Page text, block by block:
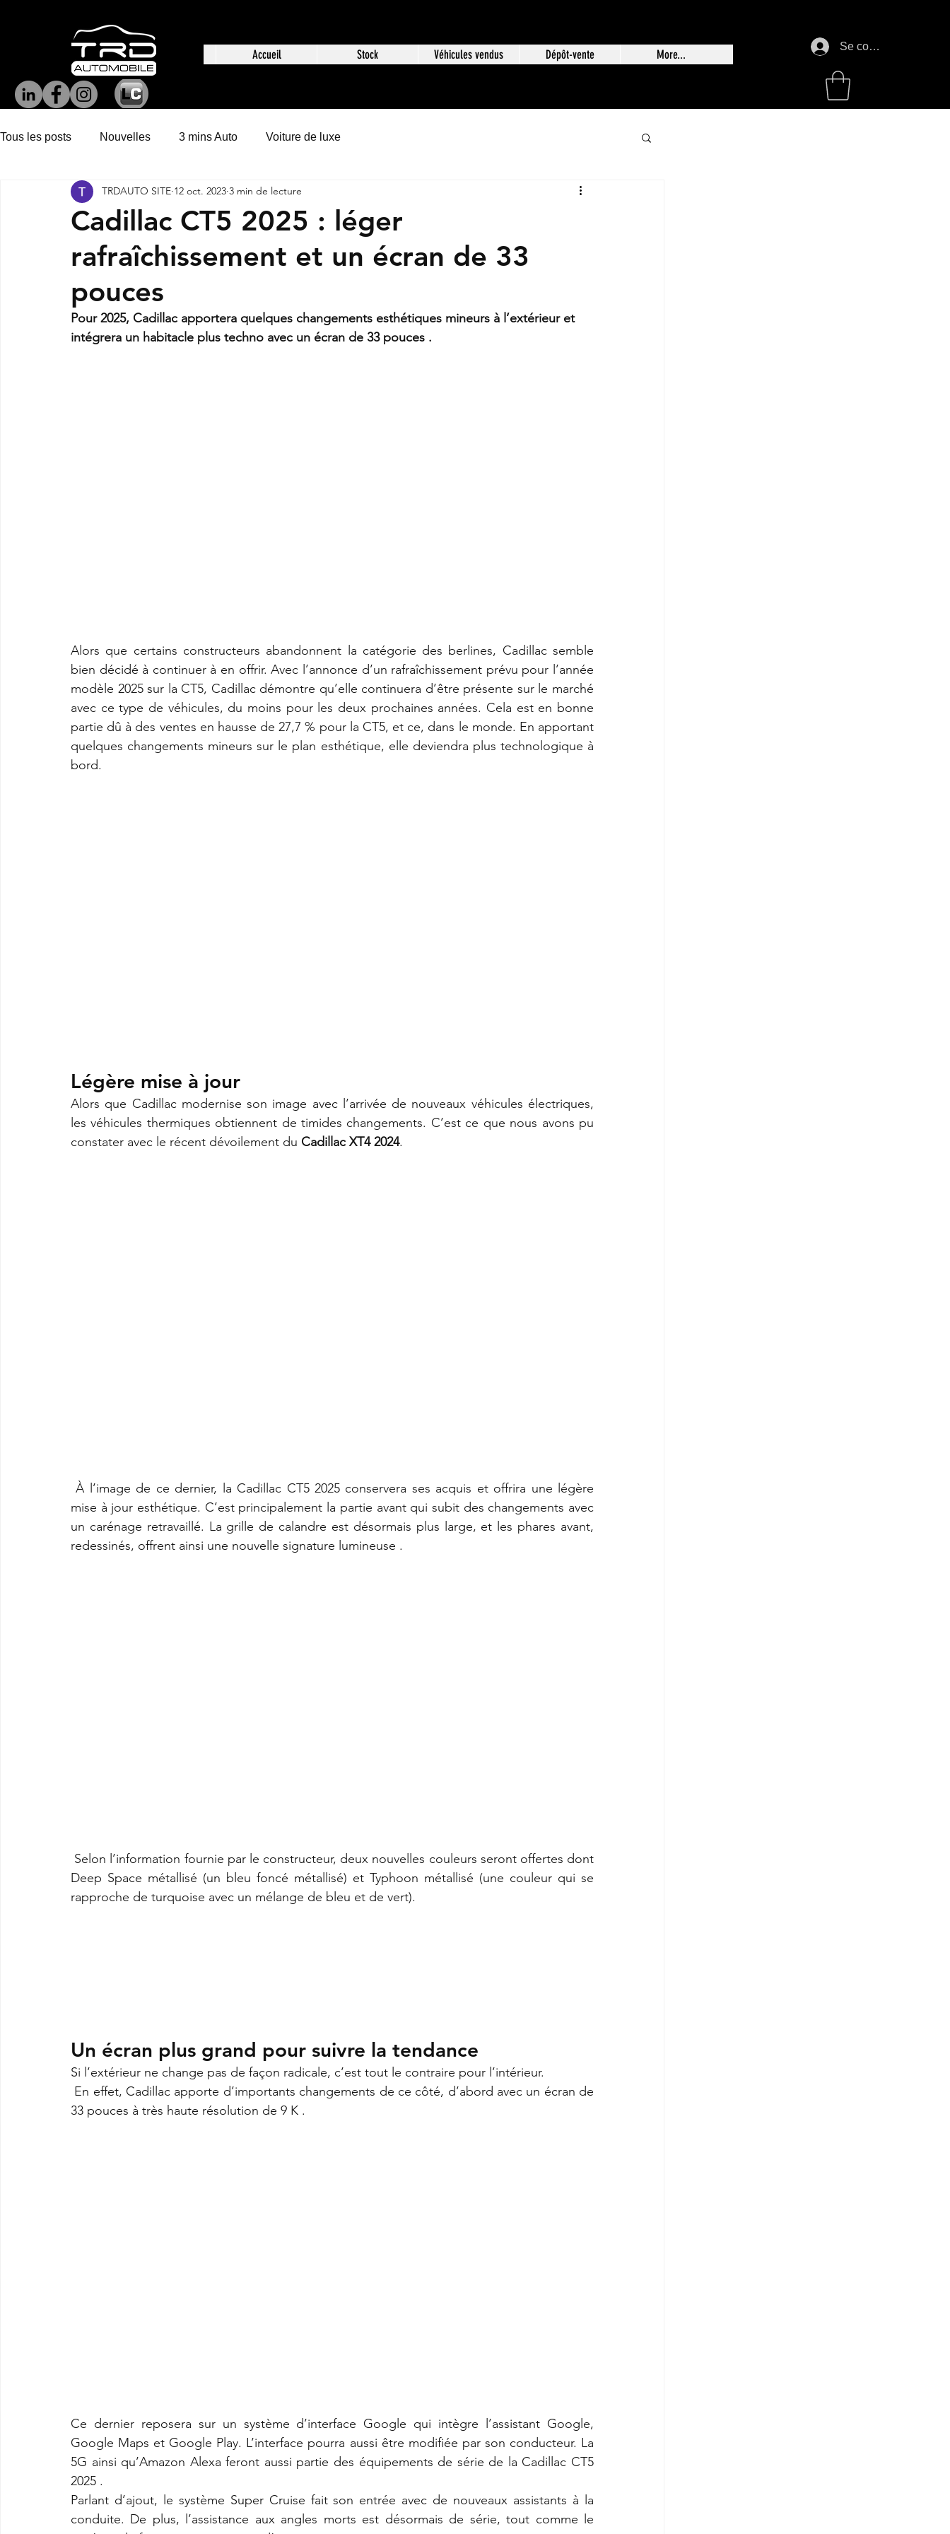
Accueil Stock Véhicules vendus Dépôt-vente More...
Se connecter
Tous les posts Nouvelles 3 mins Auto Voiture de luxe
Cadillac CT5 2025 : léger
rafraîchissement et un écran de 33
pouces
TRDAUTO SITE 12 oct. 2023 3 min de lecture
Pour 2025, Cadillac apportera quelques changements esthétiques mineurs à l’extérieur et
intégrera un habitacle plus techno avec un écran de 33 pouces .
Alors que certains constructeurs abandonnent la catégorie des berlines, Cadillac semble
bien décidé à continuer à en offrir. Avec l’annonce d’un rafraîchissement prévu pour l’année
modèle 2025 sur la CT5, Cadillac démontre qu’elle continuera d’être présente sur le marché
avec ce type de véhicules, du moins pour les deux prochaines années. Cela est en bonne
partie dû à des ventes en hausse de 27,7 % pour la CT5, et ce, dans le monde. En apportant
quelques changements mineurs sur le plan esthétique, elle deviendra plus technologique à
bord.
Légère mise à jour
Alors que Cadillac modernise son image avec l’arrivée de nouveaux véhicules électriques,
les véhicules thermiques obtiennent de timides changements. C’est ce que nous avons pu
constater avec le récent dévoilement du Cadillac XT4 2024.
À l’image de ce dernier, la Cadillac CT5 2025 conservera ses acquis et offrira une légère
mise à jour esthétique. C’est principalement la partie avant qui subit des changements avec
un carénage retravaillé. La grille de calandre est désormais plus large, et les phares avant,
redessinés, offrent ainsi une nouvelle signature lumineuse .
Deep Space métallisé (un bleu foncé métallisé) et Typhoon métallisé (une couleur qui se
rapproche de turquoise avec un mélange de bleu et de vert).
Un écran plus grand pour suivre la tendance
Si l’extérieur ne change pas de façon radicale, c’est tout le contraire pour l’intérieur.
33 pouces à très haute résolution de 9 K .
Ce dernier reposera sur un système d’interface Google qui intègre l’assistant Google,
Google Maps et Google Play. L’interface pourra aussi être modifiée par son conducteur. La
5G ainsi qu’Amazon Alexa feront aussi partie des équipements de série de la Cadillac CT5
2025 .
Parlant d’ajout, le système Super Cruise fait son entrée avec de nouveaux assistants à la
conduite. De plus, l’assistance aux angles morts est désormais de série, tout comme le